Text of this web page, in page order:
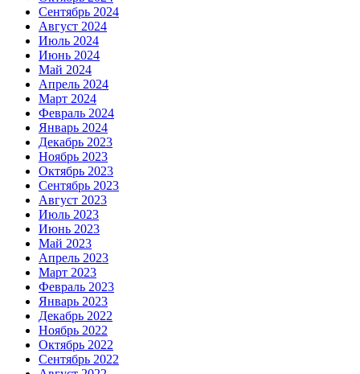
Сентябрь 2024
Август 2024
Июль 2024
Июнь 2024
Май 2024
Апрель 2024
Март 2024
Февраль 2024
Январь 2024
Декабрь 2023
Ноябрь 2023
Октябрь 2023
Сентябрь 2023
Август 2023
Июль 2023
Июнь 2023
Май 2023
Апрель 2023
Март 2023
Февраль 2023
Январь 2023
Декабрь 2022
Ноябрь 2022
Октябрь 2022
Сентябрь 2022